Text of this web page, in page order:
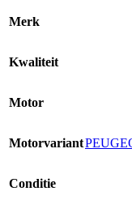
Merk
Kwaliteit
Motor
Motorvariant
Conditie